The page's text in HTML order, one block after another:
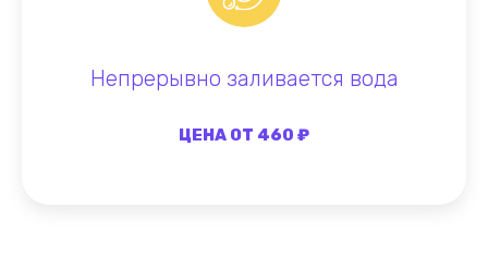
Непрерывно заливается вода
ЦЕНА ОТ 460 ₽